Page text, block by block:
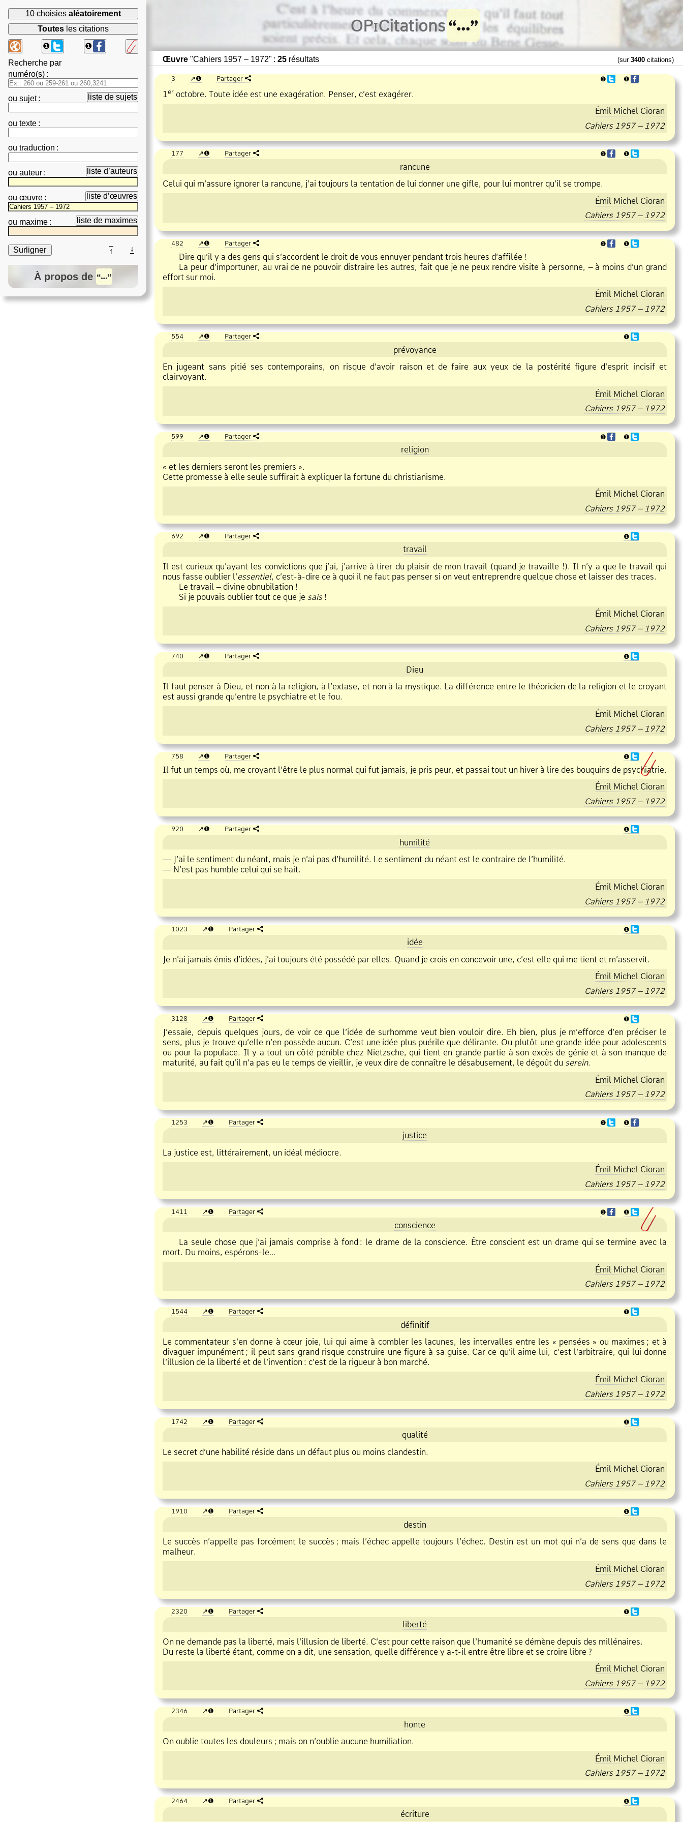
10 choisies aléatoirement
Toutes les citations
❶
❶
Recherche par
numéro(s) :
ou sujet: liste de sujets
ou texte :
ou traduction :
ou auteur : liste d’auteurs
ou œuvre : liste d’œuvres
ou maxime : liste de maximes
Surligner ↓
↑
À propos de
OPiCitations
Œuvre "Cahiers 1957 – 1972" : 25 résultats (sur 3400 citations)
3 ❶ Partager ❶ ❶
1 er octobre. Toute idée est une exagération. Penser, c’est exagérer.
Émil Michel Cioran
Cahiers 1957 – 1972
177 ❶ Partager ❶ ❶
rancune
Celui qui m’assure ignorer la rancune, j’ai toujours la tentation de lui donner une gifle, pour lui montrer qu’il se trompe.
Émil Michel Cioran
Cahiers 1957 – 1972
482 ❶ Partager ❶ ❶
Dire qu’il y a des gens qui s’accordent le droit de vous ennuyer pendant trois heures d’affilée !
La peur d’importuner, au vrai de ne pouvoir distraire les autres, fait que je ne peux rendre visite à personne, – à moins d’un grand
effort sur moi.
Émil Michel Cioran
Cahiers 1957 – 1972
554 ❶ Partager ❶
prévoyance
En jugeant sans pitié ses contemporains, on risque d’avoir raison et de faire aux yeux de la postérité figure d’esprit incisif et
clairvoyant.
Émil Michel Cioran
Cahiers 1957 – 1972
599 ❶ Partager ❶ ❶
religion
« et les derniers seront les premiers ».
Cette promesse à elle seule suffirait à expliquer la fortune du christianisme.
Émil Michel Cioran
Cahiers 1957 – 1972
692 ❶ Partager ❶
travail
Il est curieux qu’ayant les convictions que j’ai, j’arrive à tirer du plaisir de mon travail (quand je travaille !). Il n’y a que le travail qui
nous fasse oublier l’essentiel, c’est à dire ce à quoi il ne faut pas penser si on veut entreprendre quelque chose et laisser des traces.
Le travail – divine obnubilation !
Si je pouvais oublier tout ce que je sais!
Émil Michel Cioran
Cahiers 1957 – 1972
740 ❶ Partager ❶
Dieu
Il faut penser à Dieu, et non à la religion, à l’extase, et non à la mystique. La différence entre le théoricien de la religion et le croyant
est aussi grande qu’entre le psychiatre et le fou.
Émil Michel Cioran
Cahiers 1957 – 1972
758 ❶ Partager ❶
Il fut un temps où, me croyant l’être le plus normal qui fut jamais, je pris peur, et passai tout un hiver à lire des bouquins de psychiatrie.
Émil Michel Cioran
Cahiers 1957 – 1972
920 ❶ Partager ❶
humilité
— J’ai le sentiment du néant, mais je n’ai pas d’humilité. Le sentiment du néant est le contraire de l’humilité.
— N’est pas humble celui qui se hait.
Émil Michel Cioran
Cahiers 1957 – 1972
1023 ❶ Partager ❶
idée
Je n’ai jamais émis d’idées, j’ai toujours été possédé par elles. Quand je crois en concevoir une, c’est elle qui me tient et m’asservit.
Émil Michel Cioran
Cahiers 1957 – 1972
3128 ❶ Partager ❶
J’essaie, depuis quelques jours, de voir ce que l’idée de surhomme veut bien vouloir dire. Eh bien, plus je m’efforce d’en préciser le
sens, plus je trouve qu’elle n’en possède aucun. C’est une idée plus puérile que délirante. Ou plutôt une grande idée pour adolescents
ou pour la populace. Il y a tout un côté pénible chez Nietzsche, qui tient en grande partie à son excès de génie et à son manque de
maturité, au fait qu’il n’a pas eu le temps de vieillir, je veux dire de connaître le désabusement, le dégoût du serein.
Émil Michel Cioran
Cahiers 1957 – 1972
1253 ❶ Partager ❶ ❶
justice
La justice est, littérairement, un idéal médiocre.
Émil Michel Cioran
Cahiers 1957 – 1972
1411 ❶ Partager ❶ ❶
conscience
La seule chose que j’ai jamais comprise à fond : le drame de la conscience. Être conscient est un drame qui se termine avec la
mort. Du moins, espérons le…
Émil Michel Cioran
Cahiers 1957 – 1972
1544 ❶ Partager ❶
définitif
Le commentateur s’en donne à cœur joie, lui qui aime à combler les lacunes, les intervalles entre les « pensées » ou maximes ; et à
divaguer impunément ; il peut sans grand risque construire une figure à sa guise. Car ce qu’il aime lui, c’est l’arbitraire, qui lui donne
l’illusion de la liberté et de l’invention : c’est de la rigueur à bon marché.
Émil Michel Cioran
Cahiers 1957 – 1972
1742 ❶ Partager ❶
qualité
Le secret d’une habilité réside dans un défaut plus ou moins clandestin.
Émil Michel Cioran
Cahiers 1957 – 1972
1910 ❶ Partager ❶
destin
Le succès n’appelle pas forcément le succès ; mais l’échec appelle toujours l’échec. Destin est un mot qui n’a de sens que dans le
malheur.
Émil Michel Cioran
Cahiers 1957 – 1972
2320 ❶ Partager ❶
liberté
On ne demande pas la liberté, mais l’illusion de liberté. C’est pour cette raison que l’humanité se démène depuis des millénaires.
Du reste la liberté étant, comme on a dit, une sensation, quelle différence y a t il entre être libre et se croire libre ?
Émil Michel Cioran
Cahiers 1957 – 1972
2346 ❶ Partager ❶
honte
On oublie toutes les douleurs ; mais on n’oublie aucune humiliation.
Émil Michel Cioran
Cahiers 1957 – 1972
2464 ❶ Partager ❶
écriture